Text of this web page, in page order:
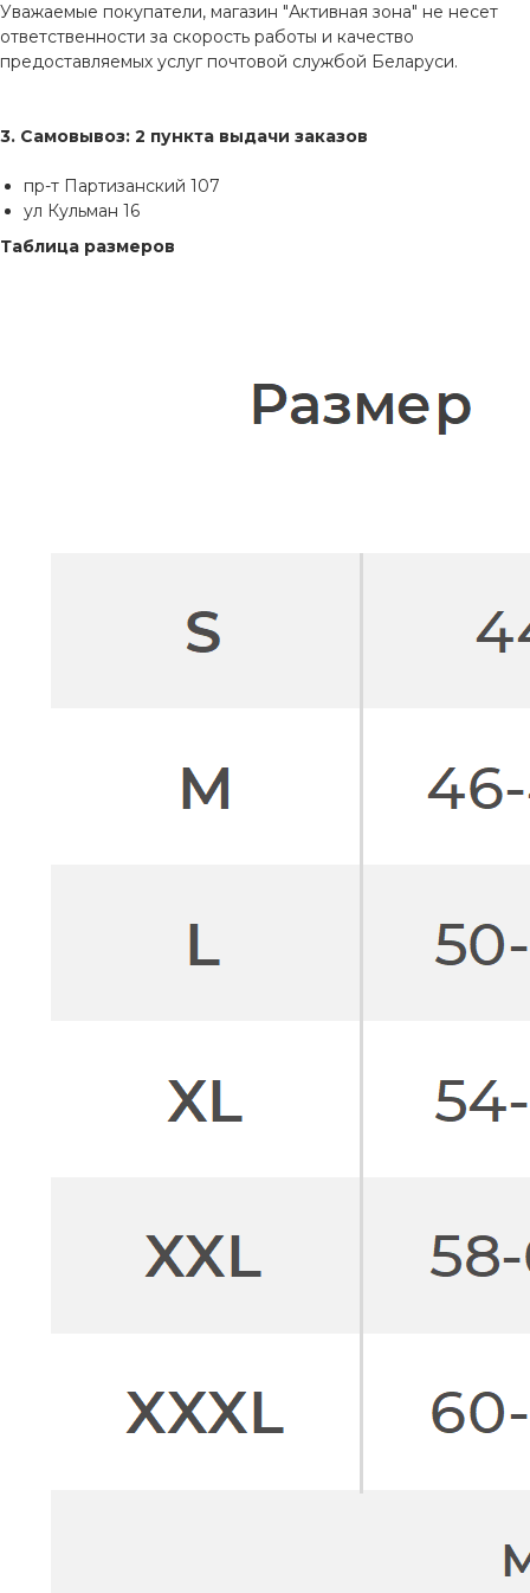
Уважаемые покупатели, магазин "Активная зона" не несет
ответственности за скорость работы и качество
предоставляемых услуг почтовой службой Беларуси.
3. Самовывоз: 2 пункта выдачи заказов
пр-т Партизанский 107
ул Кульман 16
Таблица размеров